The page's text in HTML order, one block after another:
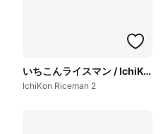
いちこんライスマン / IchiKon Riceman
IchiKon Riceman 2